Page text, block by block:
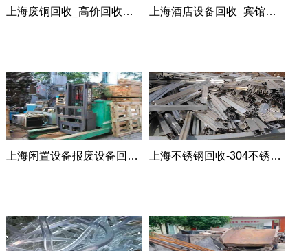
上海废铜回收_高价回收废旧金属 上海酒店设备回收_宾馆物资整体回收
上海闲置设备报废设备回收|车床机床回收 上海不锈钢回收-304不锈钢/201不锈钢回收